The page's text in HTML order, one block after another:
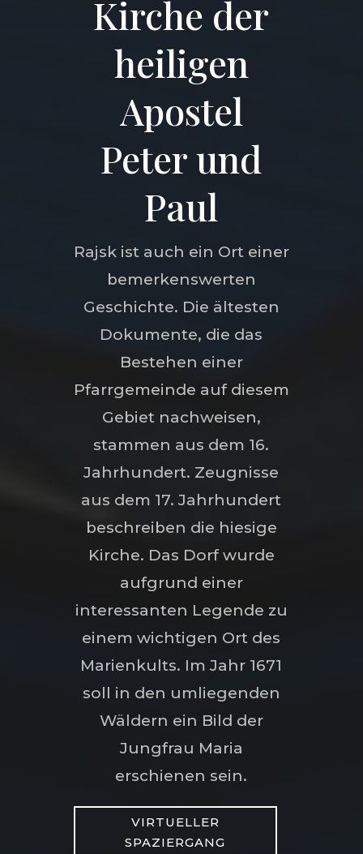
Kirche der
heiligen
Apostel
Peter und
Paul
Rajsk ist auch ein Ort einer
bemerkenswerten
Geschichte. Die ältesten
Dokumente, die das
Bestehen einer
Pfarrgemeinde auf diesem
Gebiet nachweisen,
stammen aus dem 16.
Jahrhundert. Zeugnisse
aus dem 17. Jahrhundert
beschreiben die hiesige
Kirche. Das Dorf wurde
aufgrund einer
interessanten Legende zu
einem wichtigen Ort des
Marienkults. Im Jahr 1671
soll in den umliegenden
Wäldern ein Bild der
Jungfrau Maria
erschienen sein.
VIRTUELLER
SPAZIERGANG